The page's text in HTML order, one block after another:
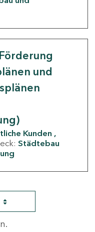
und
Kunden
Städtebau